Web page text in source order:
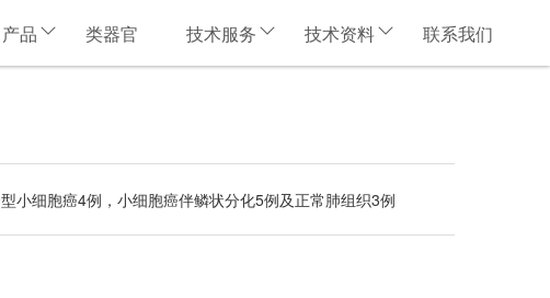
产品 类器官 技术服务 技术资料 联系我们
小细胞癌4例，小细胞癌伴鳞状分化5例及正常肺组织3例